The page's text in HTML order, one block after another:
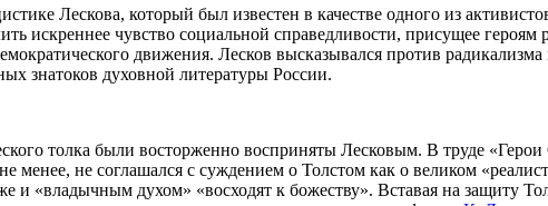
Лескова, который был известен в качестве одного из
искреннее чувство социальной справедливости, присущее героям
движения. Лесков высказывался против
знатоков духовной литературы России.
толка были восторженно восприняты Лесковым. В труде
менее, не соглашался с суждением о Толстом как о великом
и «владычным духом» «восходят к божеству». Вставая на защиту